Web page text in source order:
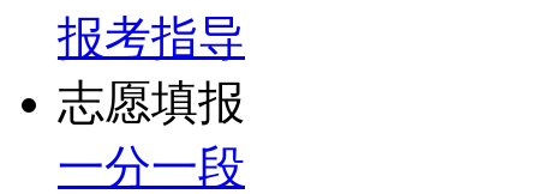
报考指导
志愿填报
一分一段